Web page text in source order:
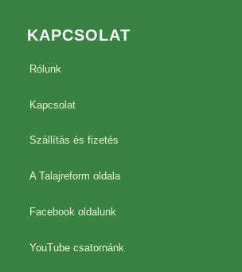
KAPCSOLAT
Rólunk
Kapcsolat
Szállítás és fizetés
A Talajreform oldala
Facebook oldalunk
YouTube csatornánk